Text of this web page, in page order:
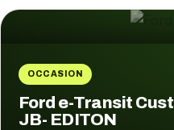
OCCASION
Ford e-Transit
JB- EDITON